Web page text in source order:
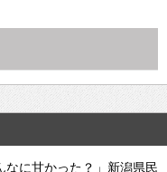
なに甘かった？」新潟県民